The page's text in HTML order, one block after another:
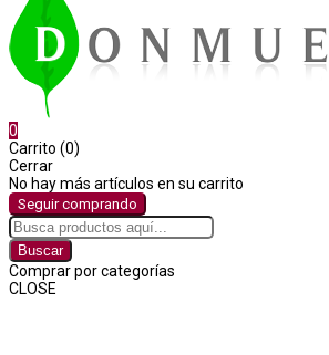
0
Carrito (0)
Cerrar
No hay más artículos en su carrito
Seguir comprando
Buscar
Comprar por categorías
CLOSE